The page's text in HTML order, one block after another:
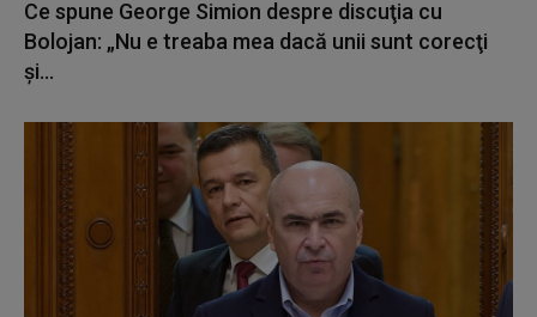
Ce spune George Simion despre discuţia cu
Bolojan: „Nu e treaba mea dacă unii sunt corecţi
şi...